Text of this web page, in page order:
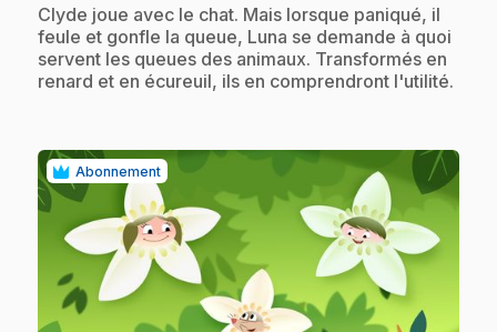
.Clyde joue avec le chat. Mais lorsque paniqué, il
feule et gonfle la queue, Luna se demande à quoi
servent les queues des animaux. Transformés en
renard et en écureuil, ils en comprendront l'utilité.
Abonnement